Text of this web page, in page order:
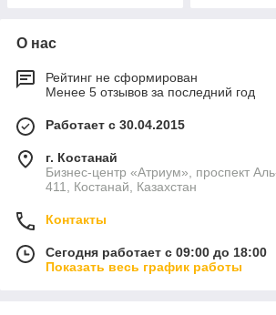
О нас
Рейтинг не сформирован
Менее 5 отзывов за последний год
Работает с 30.04.2015
г. Костанай
Бизнес-центр «Атриум», проспект
411, Костанай, Казахстан
Контакты
Сегодня работает с 09:00 до 18:00
Показать весь график работы